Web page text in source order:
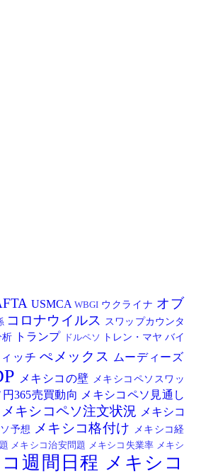
USMCAWBGI ウクライナ オブ
コロナウイルス スワップカウンタ
析 トランプ ドルペソ トレン・マヤバイ
ィッチぺメックス ムーディーズ
メキシコの壁 メキシコペソスワッ
365売買動向 メキシコペソ見通し
メキシコペソ注文状況 メキシコ
予想 メキシコ格付け メキシコ経
メキシコ治安問題 メキシコ失業率 メキシ
週間日程 メキシコ